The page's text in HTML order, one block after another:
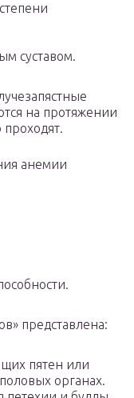
суставом.
на протяжении
проходят.
анемии
представлена:
пятен или
органах.